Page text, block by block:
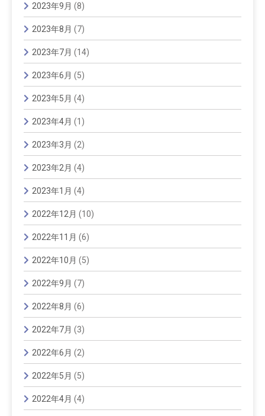
2023年9月 (8)
2023年8月 (7)
2023年7月 (14)
2023年6月 (5)
2023年5月 (4)
2023年4月 (1)
2023年3月 (2)
2023年2月 (4)
2023年1月 (4)
2022年12月 (10)
2022年11月 (6)
2022年10月 (5)
2022年9月 (7)
2022年8月 (6)
2022年7月 (3)
2022年6月 (2)
2022年5月 (5)
2022年4月 (4)